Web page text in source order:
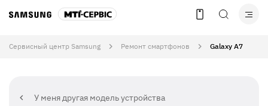
Сервисный центр Samsung Ремонт смартфонов Galaxy A7
У меня другая модель устройства